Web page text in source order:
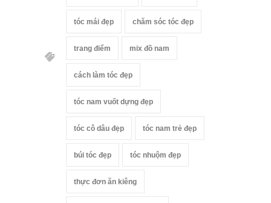
tóc mái đẹp chăm sóc tóc đẹp
trang điểm mix đồ nam
cách làm tóc đẹp
tóc nam vuốt dựng đẹp
tóc cô dâu đẹp tóc nam trẻ đẹp
búi tóc đẹp tóc nhuộm đẹp
thực đơn ăn kiêng